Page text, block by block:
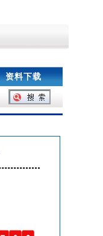
资料下载